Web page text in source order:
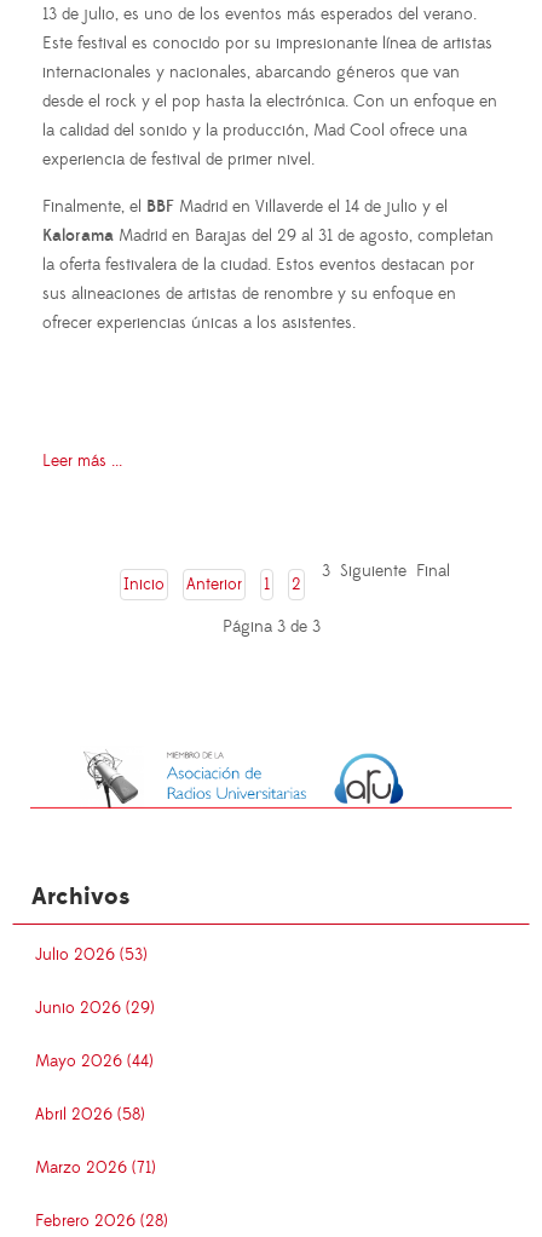
13 de julio, es uno de los eventos más esperados del verano.
Este festival es conocido por su impresionante línea de artistas
internacionales y nacionales, abarcando géneros que van
desde el rock y el pop hasta la electrónica. Con un enfoque en
la calidad del sonido y la producción, Mad Cool ofrece una
experiencia de festival de primer nivel.
Finalmente, el BBF Madrid en Villaverde el 14 de julio y el
Kalorama Madrid en Barajas del 29 al 31 de agosto, completan
la oferta festivalera de la ciudad. Estos eventos destacan por
sus alineaciones de artistas de renombre y su enfoque en
ofrecer experiencias únicas a los asistentes.
Leer más ...
Inicio Anterior 1 2
3 Siguiente Final
Página 3 de 3
Archivos
Julio 2026 (53)
Junio 2026 (29)
Mayo 2026 (44)
Abril 2026 (58)
Marzo 2026 (71)
Febrero 2026 (28)